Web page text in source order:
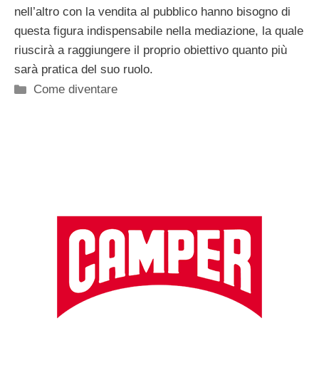
nell’altro con la vendita al pubblico hanno bisogno di
questa figura indispensabile nella mediazione, la quale
riuscirà a raggiungere il proprio obiettivo quanto più
sarà pratica del suo ruolo.
Categorie
Come diventare